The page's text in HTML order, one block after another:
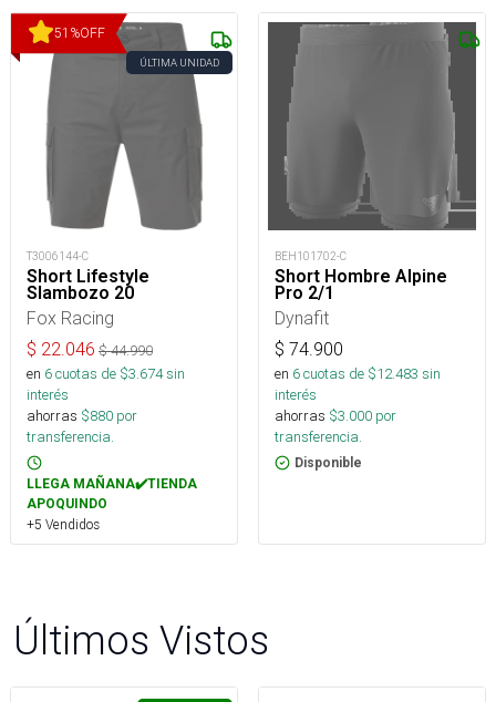
51 %OFF
ÚLTIMA UNIDAD
T3006144-C
Short Lifestyle
Slambozo 20
Fox Racing
$ 22.046 $44.990
en 6cuotas de $3.674sin
interés
ahorras $880 por
transferencia.
LLEGA MAÑANA✔️TIENDA
APOQUINDO
+5 Vendidos
BEH101702-C
Short Hombre Alpine
Pro 2/1
Dynafit
$ 74.900
en 6cuotas de $12.483 sin
interés
ahorras $3.000 por
transferencia.
Disponible
Últimos Vistos